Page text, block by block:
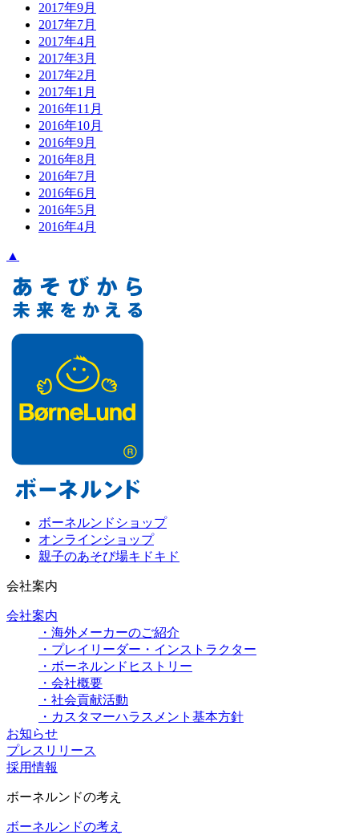
2017年9月
2017年7月
2017年4月
2017年3月
2017年2月
2017年1月
2016年11月
2016年10月
2016年9月
2016年8月
2016年7月
2016年6月
2016年5月
2016年4月
▲
ボーネルンドショップ
オンラインショップ
親子のあそび場キドキド
会社案内
会社案内
・海外メーカーのご紹介
・プレイリーダー・インストラクター
・ボーネルンドヒストリー
・会社概要
・社会貢献活動
・カスタマーハラスメント基本方針
お知らせ
プレスリリース
採用情報
ボーネルンドの考え
ボーネルンドの考え